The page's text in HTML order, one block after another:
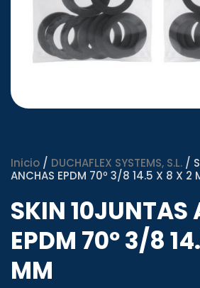
Inicio / DUCHAFLEX SYSTEMS, S.L. /
ANCHAS EPDM 70º 3/8 14.5 X 8 X 2
SKIN 10JUNTAS
EPDM 70º 3/8
MM